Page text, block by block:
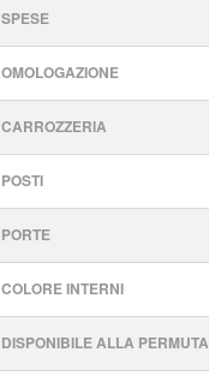
SPESE
OMOLOGAZIONE
CARROZZERIA
POSTI
PORTE
COLORE INTERNI
DISPONIBILE ALLA PERMUTA